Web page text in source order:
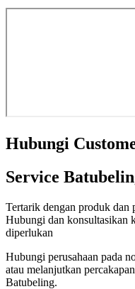
Hubungi
Service
Tertarik dengan produk dan
Hubungi dan konsultasikan
diperlukan
Hubungi perusahaan pada
atau melanjutkan
Batubeling.